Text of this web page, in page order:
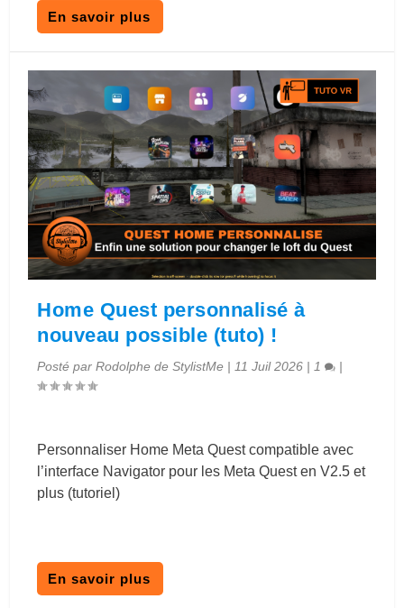
En savoir plus
Home Quest personnalisé à
nouveau possible (tuto) !
Posté parRodolphe de StylistMe | 11 Juil 2026 | 1 |
Personnaliser Home Meta Quest compatible avec
l’interface Navigator pour les Meta Quest en V2.5 et
plus (tutoriel)
En savoir plus